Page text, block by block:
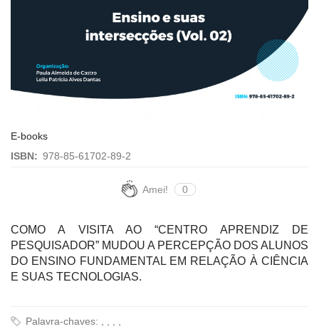
E-books
ISBN: 978-85-61702-89-2
Amei! 0
COMO A VISITA AO “CENTRO APRENDIZ DE
PESQUISADOR” MUDOU A PERCEPÇÃO DOS ALUNOS
DO ENSINO FUNDAMENTAL EM RELAÇÃO À CIÊNCIA
E SUAS TECNOLOGIAS.
Palavra-chaves: , , , ,